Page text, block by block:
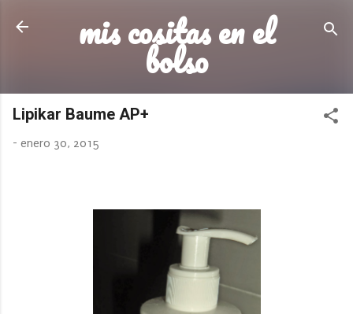
Ir al contenido principal
mis cositas en el
bolso
Lipikar Baume AP+
- enero 30, 2015